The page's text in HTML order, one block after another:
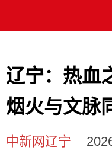
辽宁：热
烟火与文脉
中新网辽宁